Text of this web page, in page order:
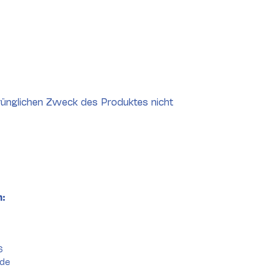
Zweck des Produktes nicht